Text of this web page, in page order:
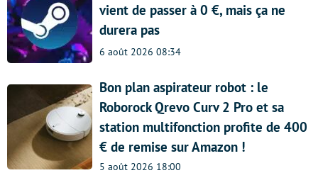
vient de passer à 0 €, mais ça ne
durera pas
6 août 2026 08:34
Bon plan aspirateur robot : le
Roborock Qrevo Curv 2 Pro et sa
station multifonction profite de 400
€ de remise sur Amazon !
5 août 2026 18:00